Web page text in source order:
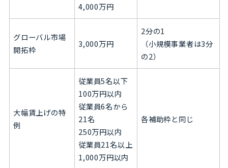
4,000万円
グローバル市場
開拓枠
3,000万円
2分の1
（小規模事業者は3分
の2）
大幅賃上げの特
例
従業員5名以下
100万円以内
従業員6名から
21名
250万円以内
従業員21名以上
1,000万円以内
各補助枠と同じ